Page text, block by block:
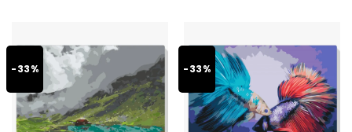
-33% -33%